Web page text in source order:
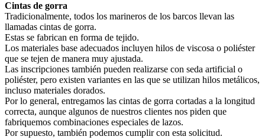
Cintas de gorra
Tradicionalmente, todos los marineros de los barcos llevan las
llamadas cintas de gorra.
Estas se fabrican en forma de tejido.
Los materiales base adecuados incluyen hilos de viscosa o poliéster
que se tejen de manera muy ajustada.
Las inscripciones también pueden realizarse con seda artificial o
poliéster, pero existen variantes en las que se utilizan hilos metálicos,
incluso materiales dorados.
Por lo general, entregamos las cintas de gorra cortadas a la longitud
correcta, aunque algunos de nuestros clientes nos piden que
fabriquemos combinaciones especiales de lazos.
Por supuesto, también podemos cumplir con esta solicitud.